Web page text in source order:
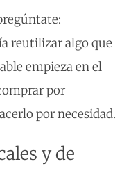
reutilizar algo que
empieza en el
por
por necesidad.
y de